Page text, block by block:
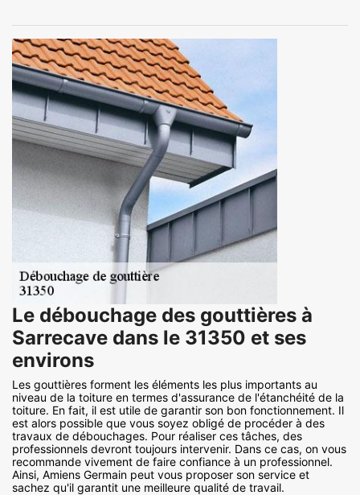
Le débouchage des gouttières à
Sarrecave dans le 31350 et ses
environs
Les gouttières forment les éléments les plus importants au
niveau de la toiture en termes d'assurance de l'étanchéité de la
toiture. En fait, il est utile de garantir son bon fonctionnement. Il
est alors possible que vous soyez obligé de procéder à des
travaux de débouchages. Pour réaliser ces tâches, des
professionnels devront toujours intervenir. Dans ce cas, on vous
recommande vivement de faire confiance à un professionnel.
Ainsi, Amiens Germain peut vous proposer son service et
sachez qu'il garantit une meilleure qualité de travail.